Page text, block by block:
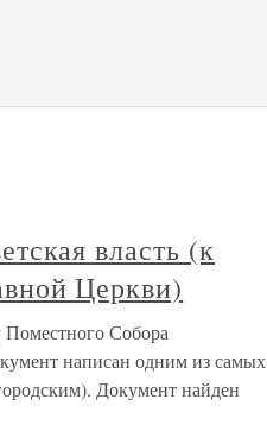
власть (к
Церкви)
Поместного Собора
написан одним из самых
Документ найден